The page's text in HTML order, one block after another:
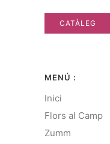
CATÀLEG
MENÚ :
Inici
Flors al Camp
Zumm